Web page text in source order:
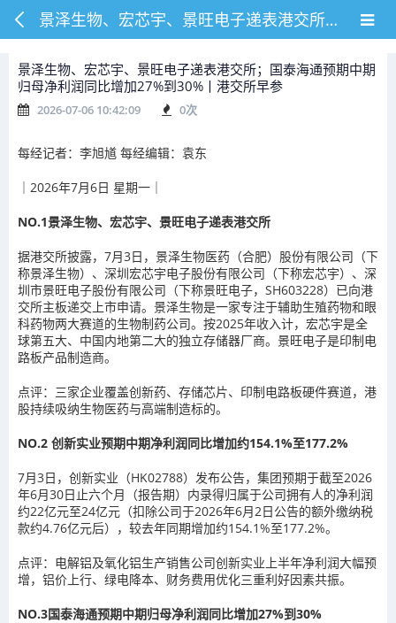
景泽生物、宏芯宇、景旺电子递表港交所；国泰海通预期中期归母净利润同比增加27%到30%丨港交所早参
景泽生物、宏芯宇、景旺电子递表港交所；国泰海通预期中期
归母净利润同比增加27%到30%丨港交所早参
2026-07-06 10:42:09 0次
每经记者：李旭馗 每经编辑：袁东
｜2026年7月6日 星期一｜
NO.1景泽生物、宏芯宇、景旺电子递表港交所
据港交所披露，7月3日，景泽生物医药（合肥）股份有限公司（下
称景泽生物）、深圳宏芯宇电子股份有限公司（下称宏芯宇）、深
圳市景旺电子股份有限公司（下称景旺电子，SH603228）已向港
交所主板递交上市申请。景泽生物是一家专注于辅助生殖药物和眼
科药物两大赛道的生物制药公司。按2025年收入计，宏芯宇是全
球第五大、中国内地第二大的独立存储器厂商。景旺电子是印制电
路板产品制造商。
点评： 三家企业覆盖创新药、存储芯片、印制电路板硬件赛道，港
股持续吸纳生物医药与高端制造标的。
NO.2 创新实业预期中期净利润同比增加约154.1%至177.2%
7月3日，创新实业（HK02788）发布公告，集团预期于截至2026
年6月30日止六个月（报告期）内录得归属于公司拥有人的净利润
约22亿元至24亿元（扣除公司于2026年6月2日公告的额外缴纳税
款约4.76亿元后），较去年同期增加约154.1%至177.2%。
点评： 电解铝及氧化铝生产销售公司创新实业上半年净利润大幅预
增，铝价上行、绿电降本、财务费用优化三重利好因素共振。
NO.3国泰海通预期中期归母净利润同比增加27%到30%